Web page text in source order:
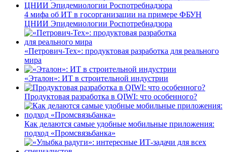
4 мифа об ИТ в госорганизации на примере ФБУН
ЦНИИ Эпидемиологии Роспотребнадзора
«Петрович-Тех»: продуктовая разработка для реального
мира
«Эталон»: ИТ в строительной индустрии
Продуктовая разработка в QIWI: что особенного?
Как делаются самые удобные мобильные приложения:
подход «Промсвязьбанка»